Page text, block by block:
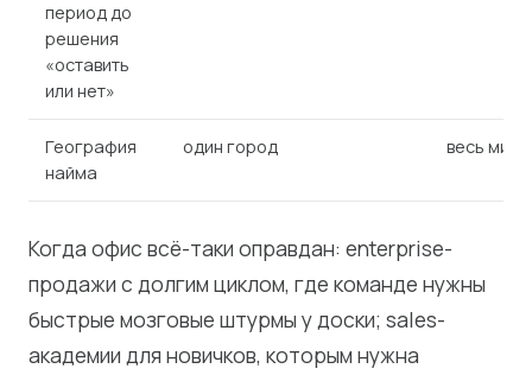
период до
решения
«оставить
или нет»
География
найма
один город весь мир
Когда офис всё-таки оправдан: enterprise-
продажи с долгим циклом, где команде нужны
быстрые мозговые штурмы у доски; sales-
академии для новичков, которым нужна